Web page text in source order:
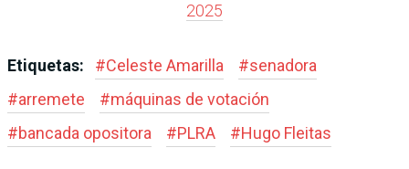
2025
Etiquetas: #Celeste Amarilla #senadora
#arremete #máquinas de votación
#bancada opositora #PLRA #Hugo Fleitas